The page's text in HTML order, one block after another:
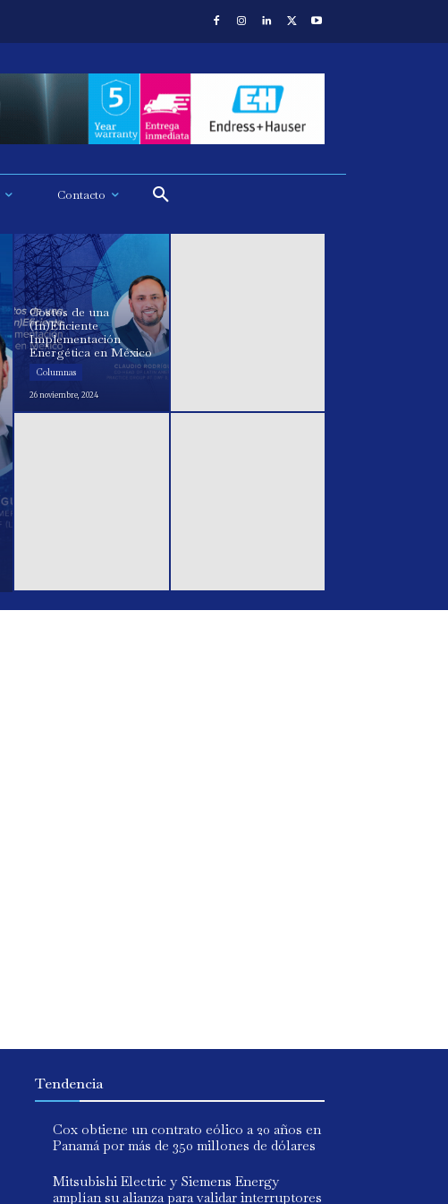
Contacto
Costos de una
(In)Eficiente
Implementación
Energética en México
Columnas
26 noviembre, 2024
Tendencia
Cox obtiene un contrato eólico a 20 años en
Panamá por más de 350 millones de dólares
Mitsubishi Electric y Siemens Energy
amplían su alianza para validar interruptores